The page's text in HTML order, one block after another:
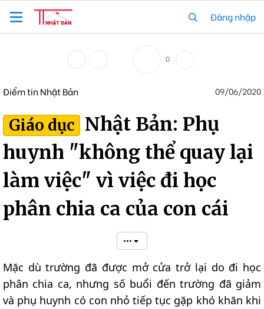
Đăng nhập
0
Điểm tin Nhật Bản 09/06/2020
Giáo dục Nhật Bản: Phụ
huynh "không thể quay lại
làm việc" vì việc đi học
phân chia ca của con cái
•••
Mặc dù trường đã được mở cửa trở lại do đi học
phân chia ca, nhưng số buổi đến trường đã giảm
và phụ huynh có con nhỏ tiếp tục gặp khó khăn khi